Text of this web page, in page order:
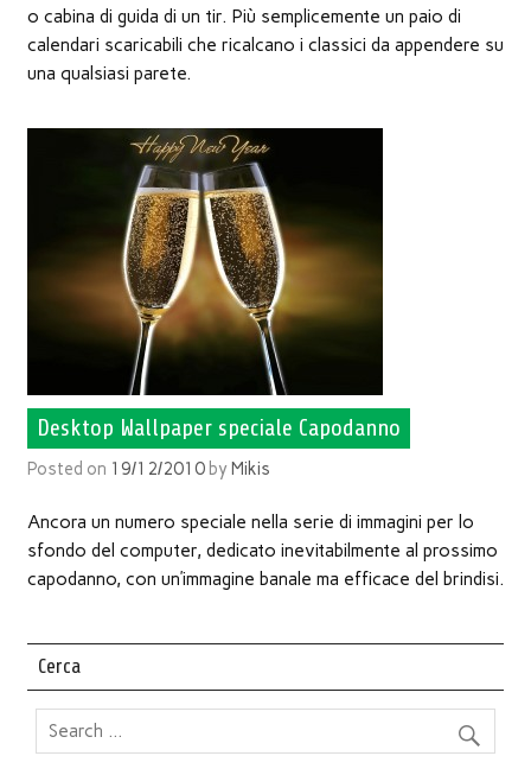
o cabina di guida di un tir. Più semplicemente un paio di
calendari scaricabili che ricalcano i classici da appendere su
una qualsiasi parete.
Desktop Wallpaper speciale Capodanno
Posted on 19/12/2010 by Mikis
Ancora un numero speciale nella serie di immagini per lo
sfondo del computer, dedicato inevitabilmente al prossimo
capodanno, con un’immagine banale ma efficace del brindisi.
Cerca